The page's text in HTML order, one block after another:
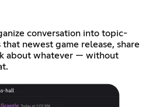
conversation into topic-
that newest game release, share
about whatever — without